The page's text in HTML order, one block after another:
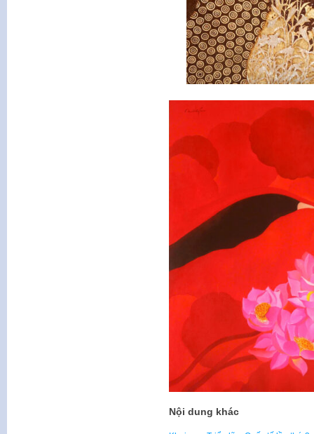
Nội dung khác